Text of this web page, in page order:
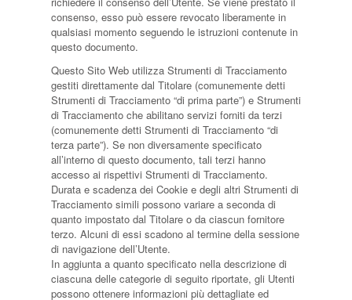
consenso, esso può essere revocato liberamente in
qualsiasi momento seguendo le istruzioni contenute in
questo documento.
Questo Sito Web utilizza Strumenti di Tracciamento
gestiti direttamente dal Titolare (comunemente detti
Strumenti di Tracciamento “di prima parte”) e Strumenti
di Tracciamento che abilitano servizi forniti da terzi
(comunemente detti Strumenti di Tracciamento “di
terza parte”). Se non diversamente specificato
all’interno di questo documento, tali terzi hanno
accesso ai rispettivi Strumenti di Tracciamento.
Durata e scadenza dei Cookie e degli altri Strumenti di
Tracciamento simili possono variare a seconda di
quanto impostato dal Titolare o da ciascun fornitore
terzo. Alcuni di essi scadono al termine della sessione
di navigazione dell’Utente.
In aggiunta a quanto specificato nella descrizione di
ciascuna delle categorie di seguito riportate, gli Utenti
possono ottenere informazioni più dettagliate ed